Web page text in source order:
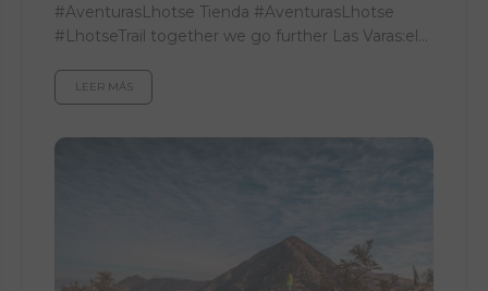
#AventurasLhotse Tienda #AventurasLhotse
#LhotseTrail together we go further Las Varas:el
building y...
LEER MÁS